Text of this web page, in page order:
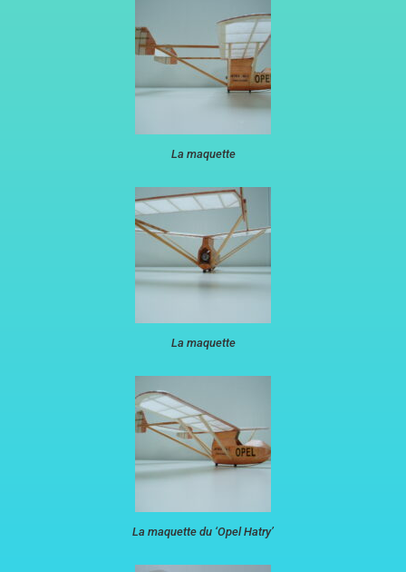
La maquette
La maquette
La maquette du ‘Opel Hatry’